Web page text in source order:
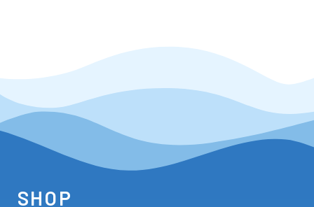
SHOP